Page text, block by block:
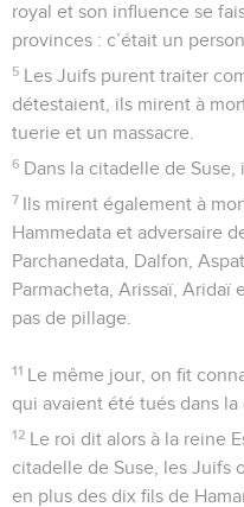
royal et son influence se
provinces : c’était un
5 Les Juifs purent traiter
détestaient, ils mirent à
tuerie et un massacre.
6 Dans la citadelle de
7 Ils mirent également à
Hammedata et adversaire
Parchanedata, Dalfon,
Parmacheta, Arissaï, Aridaï
pas de pillage.
11 Le même jour, on fit
qui avaient été tués dans la
12 Le roi dit alors à la reine
citadelle de Suse, les Juifs
en plus des dix fils de